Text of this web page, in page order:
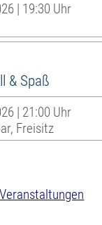
| 19:30 Uhr
& Spaß
| 21:00 Uhr
Freisitz